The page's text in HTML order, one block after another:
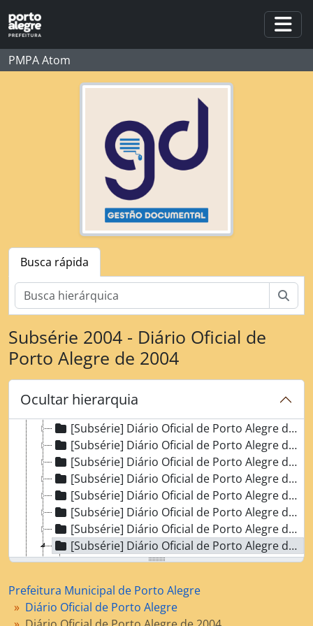
Skip to main content
PMPA Atom
Busca rápida
Subsérie 2004 - Diário Oficial de
Porto Alegre de 2004
Ocultar hierarquia
[Fundo] Prefeitura Municipal de Porto Alegre
[Série] Diário Oficial de Porto Alegre
[Subsérie] Diário Oficial de Porto Alegre de 1995
[Subsérie] Diário Oficial de Porto Alegre de 1996
[Subsérie] Diário Oficial de Porto Alegre de 1997
[Subsérie] Diário Oficial de Porto Alegre de 1998
[Subsérie] Diário Oficial de Porto Alegre de 1999
[Subsérie] Diário Oficial de Porto Alegre de 2000
[Subsérie] Diário Oficial de Porto Alegre de 2001
[Subsérie] Diário Oficial de Porto Alegre de 2002
[Subsérie] Diário Oficial de Porto Alegre de 2003
[Subsérie] Diário Oficial de Porto Alegre de 2004
[Dossiê] Janeiro de 2004
[Dossiê] Março de 2004
[Dossiê] Abril de 2004
Prefeitura Municipal de Porto Alegre
Diário Oficial de Porto Alegre